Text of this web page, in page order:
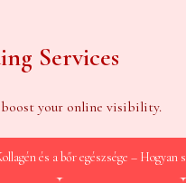
Services
your online visibility.
és a bőr egészsége –